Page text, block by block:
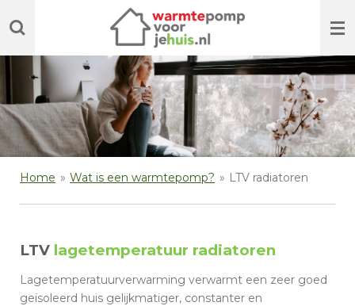
direct
hoofdinhoud
Home » Wat is een warmtepomp? » LTV radiatoren
LTV lagetemperatuur radiatoren
Lagetemperatuurverwarming verwarmt een zeer goed
geïsoleerd huis gelijkmatiger, constanter en